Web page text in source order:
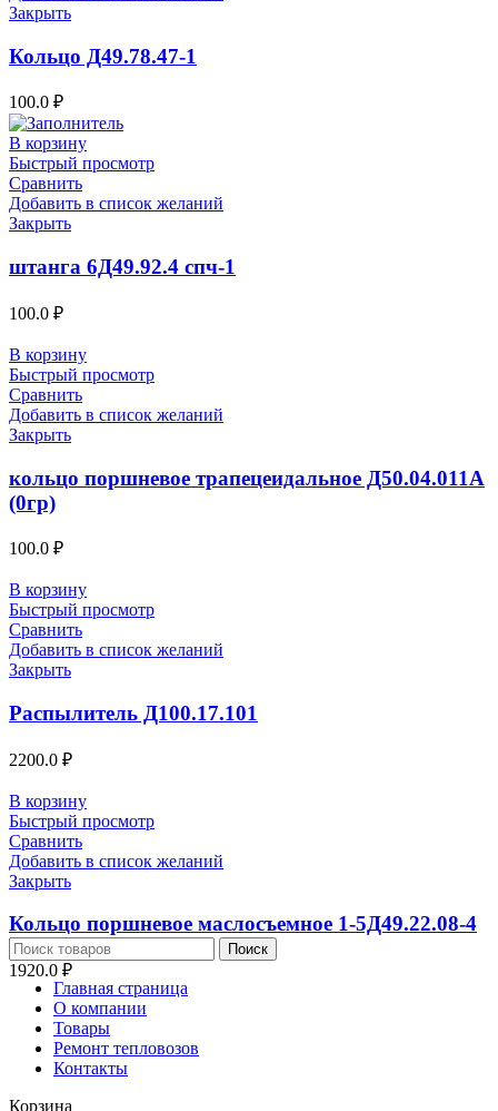
Закрыть
Кольцо Д49.78.47-1
100.0 ₽
В корзину
Быстрый просмотр
Сравнить
Добавить в список желаний
Закрыть
штанга 6Д49.92.4 спч-1
100.0 ₽
В корзину
Быстрый просмотр
Сравнить
Добавить в список желаний
Закрыть
кольцо поршневое трапецеидальное Д50.04.011А
(0гр)
100.0 ₽
В корзину
Быстрый просмотр
Сравнить
Добавить в список желаний
Закрыть
Распылитель Д100.17.101
2200.0 ₽
В корзину
Быстрый просмотр
Сравнить
Добавить в список желаний
Закрыть
Кольцо поршневое маслосъемное 1-5Д49.22.08-4
1920.0 ₽
Поиск
Главная страница
О компании
Товары
Ремонт тепловозов
Контакты
Корзина